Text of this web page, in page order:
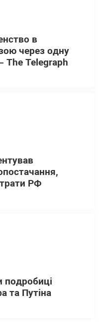
в
через одну
The Telegraph
РФ
подробиці
та Путіна